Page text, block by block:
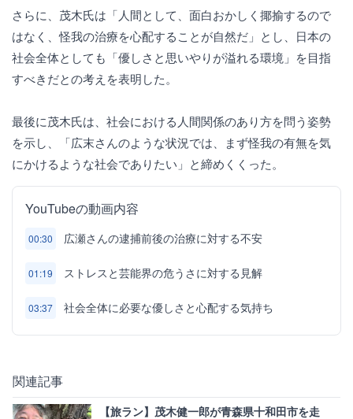
さらに、茂木氏は「人間として、面白おかしく揶揄するので
はなく、怪我の治療を心配することが自然だ」とし、日本の
社会全体としても「優しさと思いやりが溢れる環境」を目指
すべきだとの考えを表明した。
最後に茂木氏は、社会における人間関係のあり方を問う姿勢
を示し、「広末さんのような状況では、まず怪我の有無を気
にかけるような社会でありたい」と締めくくった。
YouTubeの動画内容
00:30 広瀬さんの逮捕前後の治療に対する不安
01:19 ストレスと芸能界の危うさに対する見解
03:37 社会全体に必要な優しさと心配する気持ち
関連記事
【旅ラン】茂木健一郎が青森県十和田市を走